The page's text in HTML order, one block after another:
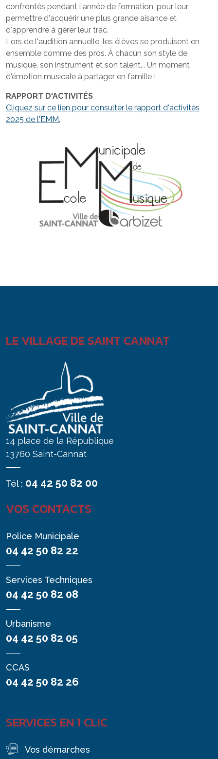
confrontés pendant l'année de formation, pour leur
permettre d'acquérir une plus grande aisance et
d'apprendre à gérer leur trac.
Lors de l'audition annuelle, les élèves se produisent en
ensemble comme des pros. À chacun son style de
musique, son instrument et son talent... Un moment
d'émotion musicale à partager en famille !
RAPPORT D'ACTIVITÉS
Cliquez sur ce lien pour consulter le rapport d'activités
2025 de l'EMM.
LE VILLAGE DE SAINT CANNAT
14 place de la République
13760 Saint-Cannat
Tél : 04 42 50 82 00
VOS CONTACTS
Police Municipale
04 42 50 82 22
Services Techniques
04 42 50 82 08
Urbanisme
04 42 50 82 05
CCAS
04 42 50 82 26
SERVICES EN 1 CLIC
Vos démarches